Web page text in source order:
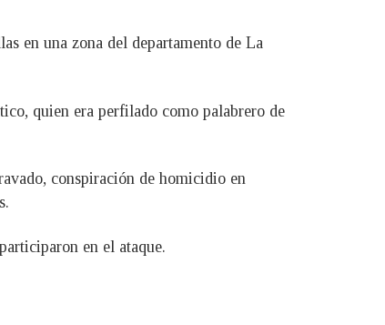
en una zona del departamento de La
quien era perfilado como palabrero de
conspiración de homicidio en
en el ataque.